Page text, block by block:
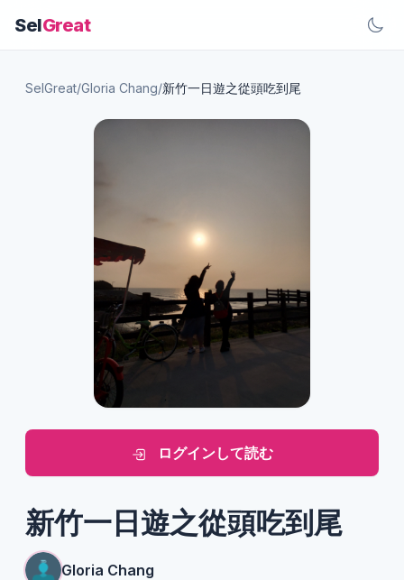
SelGreat
SelGreat/Gloria Chang/新竹一日遊之從頭吃到尾
ログインして読む
新竹一日遊之從頭吃到尾
Gloria Chang